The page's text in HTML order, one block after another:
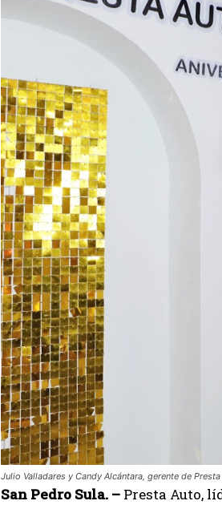
Julio Valladares y Candy Alcántara, gerente de
San Pedro Sula. – Presta Auto,